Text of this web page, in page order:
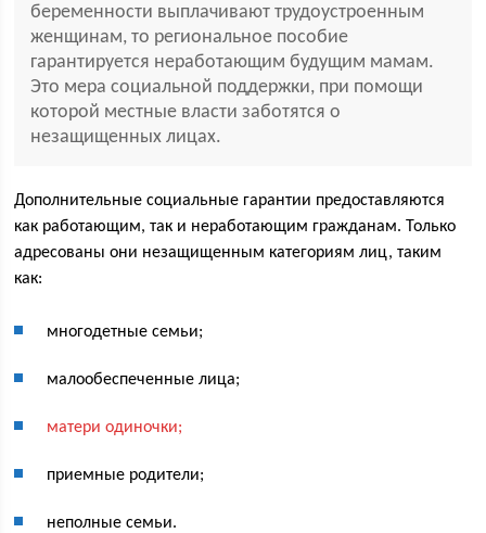
беременности выплачивают трудоустроенным
женщинам, то региональное пособие
гарантируется неработающим будущим мамам.
Это мера социальной поддержки, при помощи
которой местные власти заботятся о
незащищенных лицах.
Дополнительные социальные гарантии предоставляются
как работающим, так и неработающим гражданам. Только
адресованы они незащищенным категориям лиц, таким
как:
многодетные семьи;
малообеспеченные лица;
матери одиночки;
приемные родители;
неполные семьи.